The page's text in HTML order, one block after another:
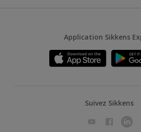
Application Sikkens
Suivez Sikkens